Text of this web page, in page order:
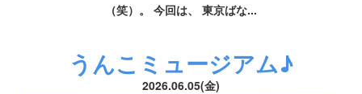
（笑）。 今回は、 東京ばな...
うんこミュージアム♪
2026.06.05(金)